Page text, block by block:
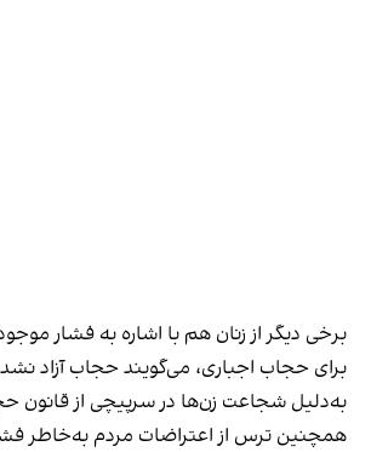
برخی دیگر از زنان هم با اشاره به فشار
برای حجاب اجباری، می‌گویند حجاب آزاد
به‌دلیل شجاعت زن‌ها در سرپیچی از قانون
همچنین ترس از اعتراضات مردم به‌خاطر